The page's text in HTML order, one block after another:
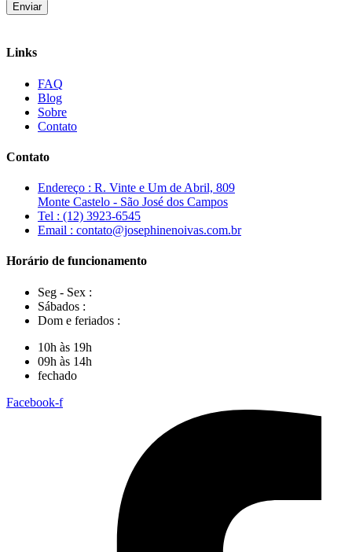
Enviar
Links
FAQ
Blog
Sobre
Contato
Contato
Endereço : R. Vinte e Um de Abril, 809
Monte Castelo - São José dos Campos
Tel : (12) 3923-6545
Email : contato@josephinenoivas.com.br
Horário de funcionamento
Seg - Sex :
Sábados :
Dom e feriados :
10h às 19h
09h às 14h
fechado
Facebook-f